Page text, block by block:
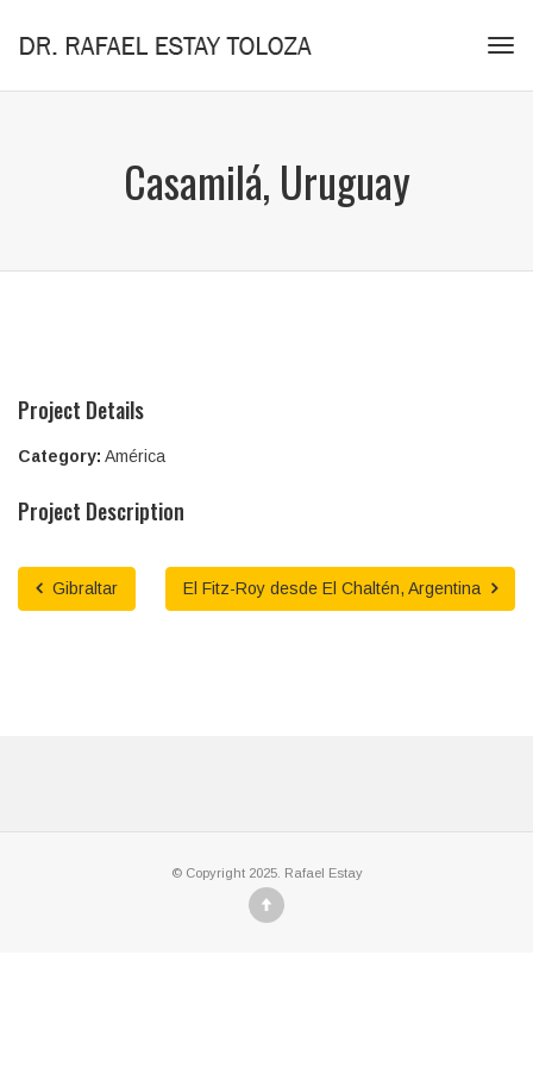
Casamilá, Uruguay
Project Details
Category: América
Project Description
Gibraltar El Fitz-Roy desde El Chaltén, Argentina
© Copyright 2025. Rafael Estay